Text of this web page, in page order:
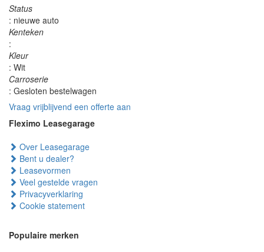
Status
: nieuwe auto
Kenteken
:
Kleur
: Wit
Carroserie
: Gesloten bestelwagen
Vraag vrijblijvend een offerte aan
Fleximo Leasegarage
Over Leasegarage
Bent u dealer?
Leasevormen
Veel gestelde vragen
Privacyverklaring
Cookie statement
Populaire merken